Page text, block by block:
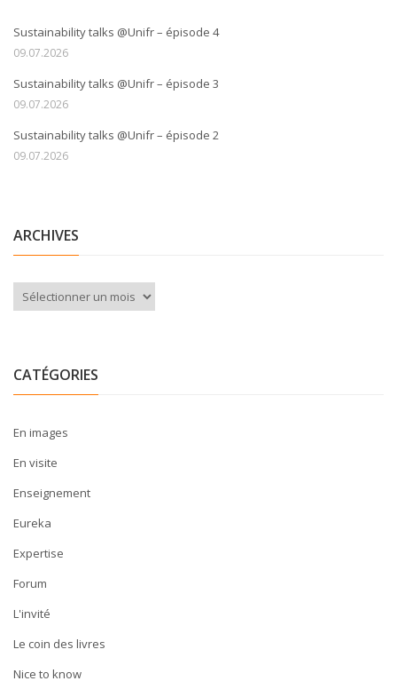
Sustainability talks @Unifr – épisode 4
09.07.2026
Sustainability talks @Unifr – épisode 3
09.07.2026
Sustainability talks @Unifr – épisode 2
09.07.2026
ARCHIVES
Archives
CATÉGORIES
En images
En visite
Enseignement
Eureka
Expertise
Forum
L'invité
Le coin des livres
Nice to know